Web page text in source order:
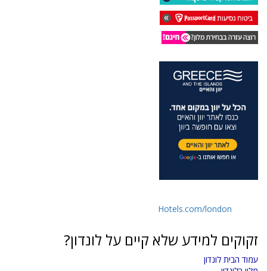
Hotels.com/london
זקוקים למידע שלא קיים על לונדון?
עמוד הבית לונדון